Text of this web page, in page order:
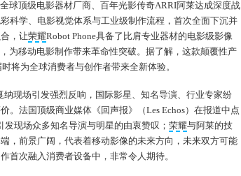
球顶级电影器材厂商、百年光影传奇ARRI阿莱达成深度战
科学、电影视觉体系与工业级制作流程，首次全面下沉并
，让荣耀Robot Phone具备了比肩专业器材的电影级影像
为移动电影制作带来革命性突破。据了解，这款颠覆性产
将为全球消费者与创作者带来全新体验。
纳现场引发强烈反响，国际影星、知名导演、行业专家纷
。法国顶级商业媒体《回声报》（Les Echos）在报道中点
现场众多知名导演与明星的由衷赞叹； 荣耀与阿莱的技
，前景广阔，代表着移动影像的未来方向，未来双方可能
首次融入消费者设备中，非常令人期待。